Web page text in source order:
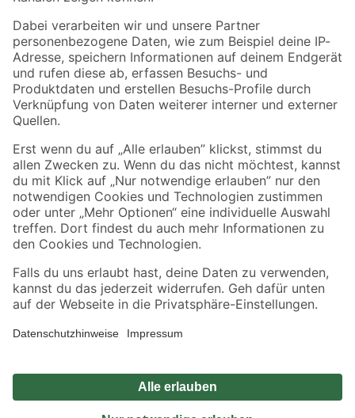
Zahlungsarten Versandarten
Sicher einkaufen
Jetzt die toom-App herunterladen
Alle Preisangaben in EUR inkl. gesetzl. MwSt.. Die dargestellten Angebote sind unter
Umständen nicht in allen Märkten verfügbar. Die angegebenen Verfügbarkeiten beziehen
Produkte nur solange der Vorrat reicht.
*Paketversand ab 59 € versandkostenfrei, gilt nicht für Artikel mit Speditionsversand, hier
Privatsphäre Impressum
Nutzungsbedingungen
Widerrufsrecht
Vertrag widerrufen